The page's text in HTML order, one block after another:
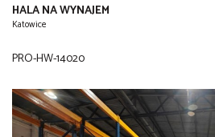
HALA NA WYNAJEM
Katowice
PRO-HW-14020